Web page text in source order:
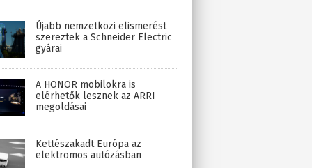
Újabb nemzetközi elismerést
szereztek a Schneider Electric
gyárai
A HONOR mobilokra is
elérhetők lesznek az ARRI
megoldásai
Kettészakadt Európa az
elektromos autózásban